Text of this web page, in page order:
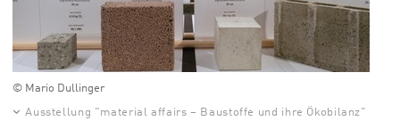
© Mario Dullinger
Ausstellung "material affairs – Baustoffe und ihre Ökobilanz"